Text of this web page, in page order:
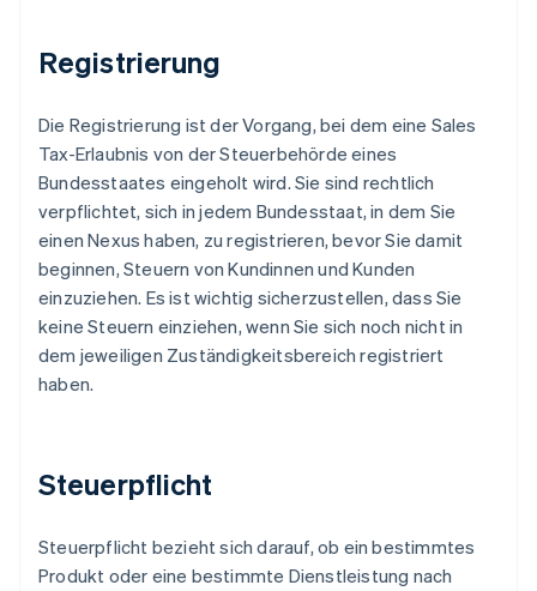
Registrierung
Die Registrierung ist der Vorgang, bei dem eine Sales
Tax-Erlaubnis von der Steuerbehörde eines
Bundesstaates eingeholt wird. Sie sind rechtlich
verpflichtet, sich in jedem Bundesstaat, in dem Sie
einen Nexus haben, zu registrieren, bevor Sie damit
beginnen, Steuern von Kundinnen und Kunden
einzuziehen. Es ist wichtig sicherzustellen, dass Sie
keine Steuern einziehen, wenn Sie sich noch nicht in
dem jeweiligen Zuständigkeitsbereich registriert
haben.
Steuerpflicht
Steuerpflicht bezieht sich darauf, ob ein bestimmtes
Produkt oder eine bestimmte Dienstleistung nach